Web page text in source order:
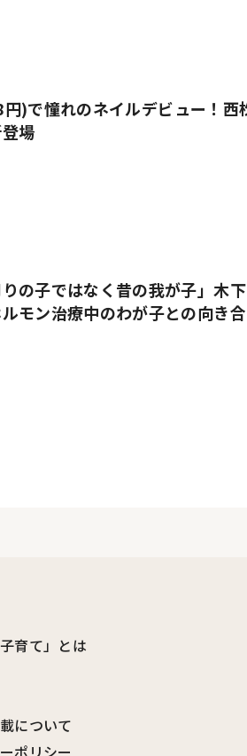
)で憧れのネイルデビュー！西
場
の子ではなく昔の我が子」木
モン治療中のわが子との向き
育て」とは
について